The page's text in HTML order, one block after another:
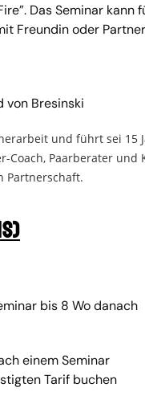
Das Seminar kann
Freundin oder
von Bresinski
und führt sei 15
Coach, Paarberater und
Partnerschaft.
bis 8 Wo danach
einem Seminar
Tarif buchen